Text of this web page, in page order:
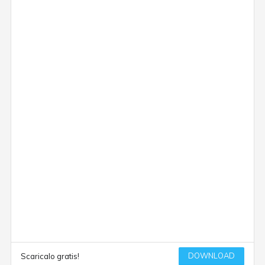
Scaricalo gratis! DOWNLOAD